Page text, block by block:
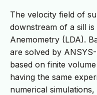
The velocity field of
downstream of a sill
Anemometry (LDA).
are solved by
based on finite
having the same
numerical